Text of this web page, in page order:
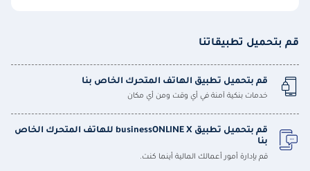
قم بتحميل تطبيقاتنا
قم بتحميل تطبيق الهاتف المتحرك الخاص بنا
خدمات بنكية آمنة في أي وقت ومن أي مكان
قم بتحميل تطبيق businessONLINE X للهاتف المتحرك الخاص
بنا
قم بإدارة أمور أعمالك المالية أينما كنت.